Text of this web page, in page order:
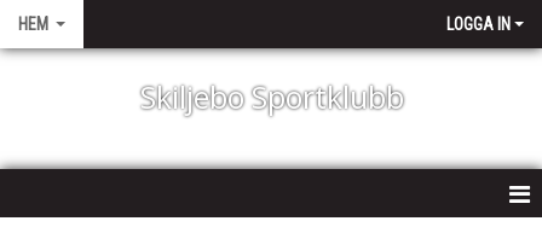
HEM LOGGA IN
Skiljebo Sportklubb